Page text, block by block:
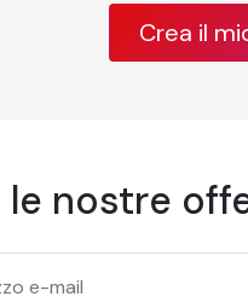
Crea il
nostre